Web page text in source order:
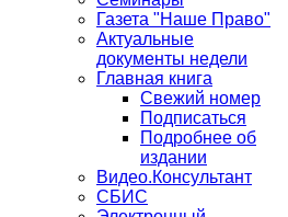
Газета "Наше Право"
Актуальные
документы недели
Главная книга
Свежий номер
Подписаться
Подробнее об
издании
Видео.Консультант
СБИС